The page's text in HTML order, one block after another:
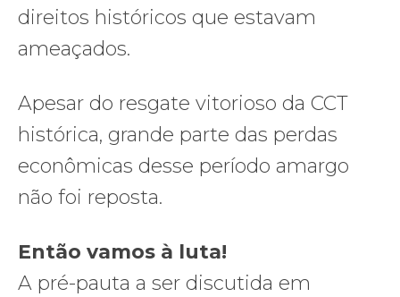
direitos históricos que estavam
ameaçados.
Apesar do resgate vitorioso da CCT
histórica, grande parte das perdas
econômicas desse período amargo
não foi reposta.
Então vamos à luta!
A pré-pauta a ser discutida em